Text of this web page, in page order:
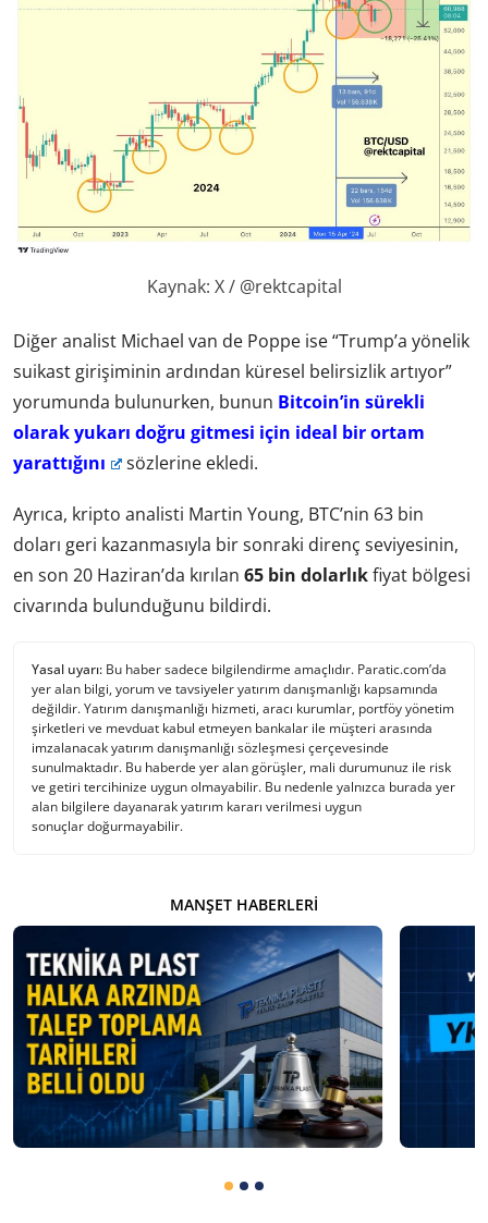
Kaynak: X / @rektcapital
Diğer analist Michael van de Poppe ise “Trump’a yönelik
suikast girişiminin ardından küresel belirsizlik artıyor”
yorumunda bulunurken, bunun Bitcoin’in sürekli
olarak yukarı doğru gitmesi için ideal bir ortam
yarattığını
sözlerine ekledi.
Ayrıca, kripto analisti Martin Young, BTC’nin 63 bin
doları geri kazanmasıyla bir sonraki direnç seviyesinin,
en son 20 Haziran’da kırılan 65 bin dolarlıkfiyat bölgesi
civarında bulunduğunu bildirdi.
Yasal uyarı: Bu haber sadece bilgilendirme amaçlıdır. Paratic.com’da
yer alan bilgi, yorum ve tavsiyeler yatırım danışmanlığı kapsamında
değildir. Yatırım danışmanlığı hizmeti, aracı kurumlar, portföy yönetim
şirketleri ve mevduat kabul etmeyen bankalar ile müşteri arasında
imzalanacak yatırım danışmanlığı sözleşmesi çerçevesinde
sunulmaktadır. Bu haberde yer alan görüşler, mali durumunuz ile risk
ve getiri tercihinize uygun olmayabilir. Bu nedenle yalnızca burada yer
alan bilgilere dayanarak yatırım kararı verilmesi uygun
sonuçlar doğurmayabilir.
MANŞET HABERLERI